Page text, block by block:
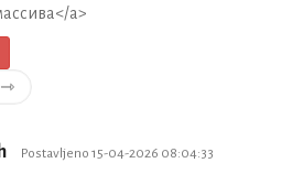
a>
⇾
Postavljeno 15-04-2026 08:04:33